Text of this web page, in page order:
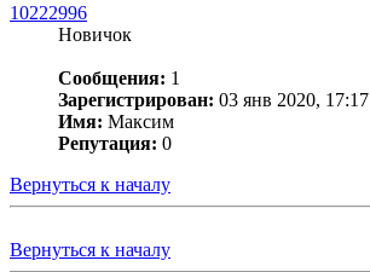
10222996
Новичок
Сообщения: 1
Зарегистрирован: 03 янв 2020, 17:17
Имя: Максим
Репутация: 0
Вернуться к началу
Вернуться к началу